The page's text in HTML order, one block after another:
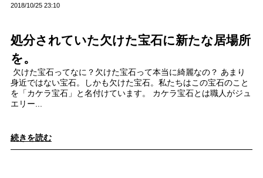
処分されていた欠けた宝石に新たな居場所
を。
2018/10/25 23:10
欠けた宝石ってなに？欠けた宝石って本当に綺麗なの？ あまり
身近ではない宝石。しかも欠けた宝石。私たちはこの宝石のこと
を「カケラ宝石」と名付けています。 カケラ宝石とは職人がジュ
エリー...
続きを読む